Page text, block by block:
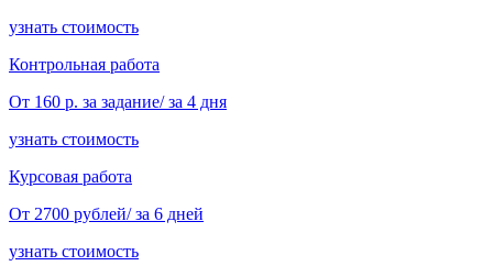
узнать стоимость
Контрольная работа
От 160 р. за задание/ за 4 дня
узнать стоимость
Курсовая работа
От 2700 рублей/ за 6 дней
узнать стоимость